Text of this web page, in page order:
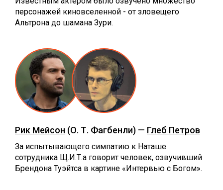
персонажей киновселенной - от зловещего
Альтрона до шамана Зури.
Рик Мейсон (О. Т. Фагбенли) — Глеб Петров
За испытывающего симпатию к Наташе
сотрудника Щ.И.Т.а говорит человек, озвучивший
Брендона Туэйтса в картине «Интервью с Богом».